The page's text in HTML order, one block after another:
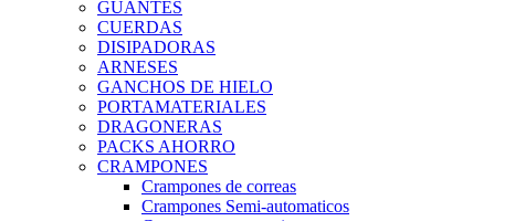
GUANTES
CUERDAS
DISIPADORAS
ARNESES
GANCHOS DE HIELO
PORTAMATERIALES
DRAGONERAS
PACKS AHORRO
CRAMPONES
Crampones de correas
Crampones Semi-automaticos